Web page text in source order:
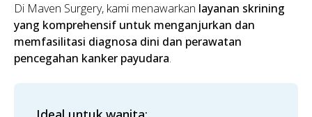
Di Maven Surgery, kami menawarkan layanan skrining
yang komprehensif untuk menganjurkan dan
memfasilitasi diagnosa dini dan perawatan
pencegahan kanker payudara.